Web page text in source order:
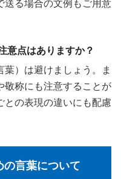
送る場合の文例もご用意
意点はありますか？
）は避けましょう。ま
敬称にも注意することが
との表現の違いにも配慮
の言葉について